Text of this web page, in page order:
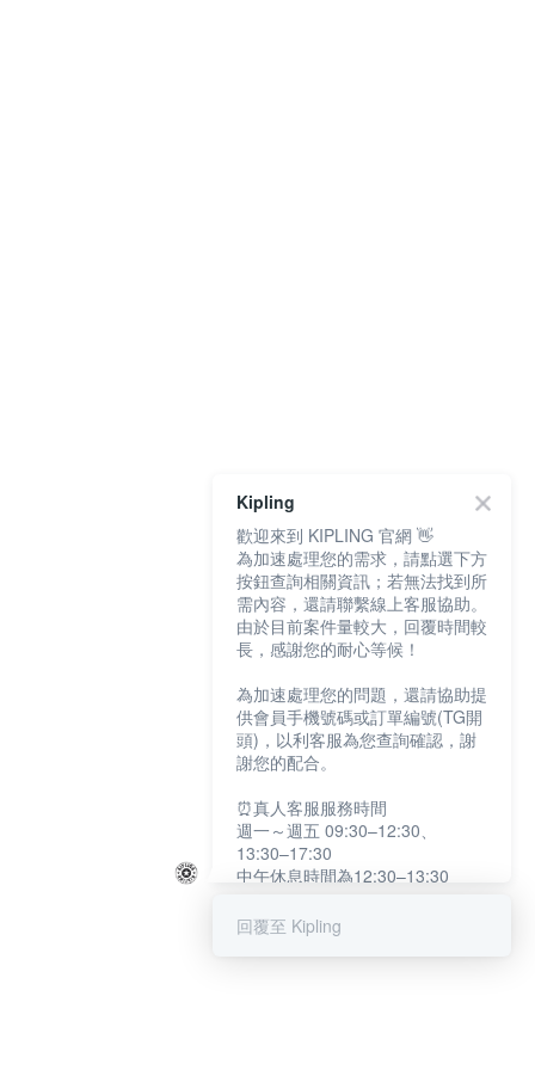
Kipling
歡迎來到 KIPLING 官網 👋
為加速處理您的需求，請點選下方
按鈕查詢相關資訊；若無法找到所
需內容，還請聯繫線上客服協助。
由於目前案件量較大，回覆時間較
長，感謝您的耐心等候！
為加速處理您的問題，還請協助提
供會員手機號碼或訂單編號(TG開
頭)，以利客服為您查詢確認，謝
謝您的配合。
⏰真人客服服務時間
週一～週五 09:30–12:30、
13:30–17:30
中午休息時間為12:30–13:30
提醒您：系統會自動已讀訊息，如
回覆至 Kipling